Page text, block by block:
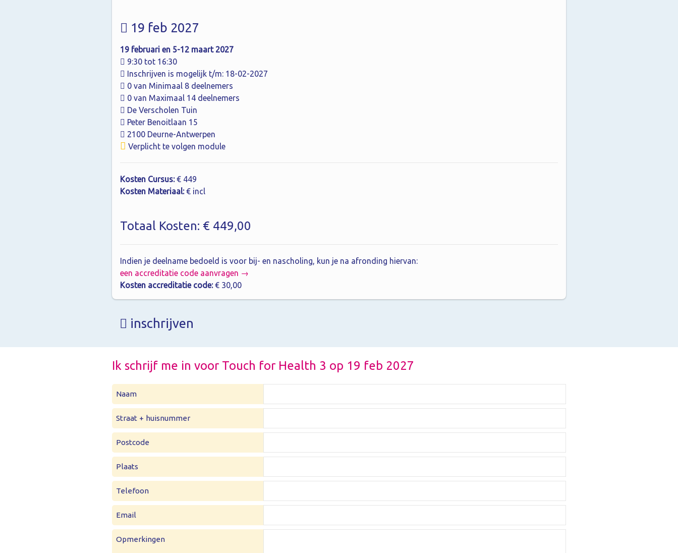
19 feb 2027
19 februari en 5-12 maart 2027
9:30 tot 16:30
Inschrijven is mogelijk t/m: 18-02-2027
0 van Minimaal 8 deelnemers
0 van Maximaal 14 deelnemers
De Verscholen Tuin
Peter Benoitlaan 15
2100 Deurne-Antwerpen
Verplicht te volgen module
Kosten Cursus:€ 449
Kosten Materiaal:€ incl
Totaal Kosten: € 449,00
Indien je deelname bedoeld is voor bij- en nascholing, kun je na afronding hiervan:
een accreditatie code aanvragen →
Kosten accreditatie code:€ 30,00
inschrijven
Ik schrijf me in voor Touch for Health 3 op 19 feb 2027
Naam
Straat + huisnummer
Postcode
Plaats
Telefoon
Email
Opmerkingen